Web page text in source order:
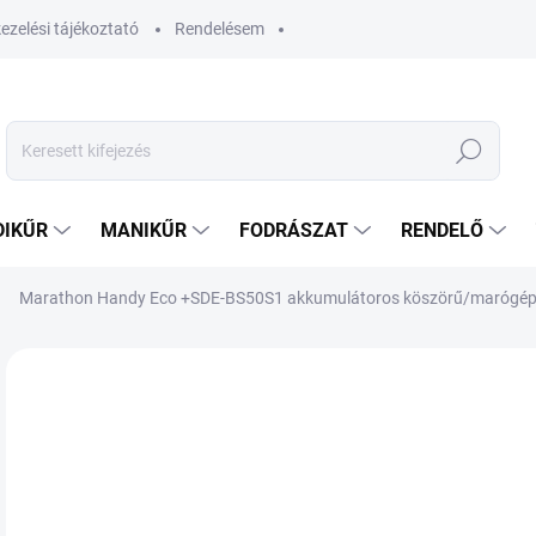
tájékoztató Rendelésem
Keresés
MANIKŰR FODRÁSZAT RENDELŐ
Marathon Handy Eco +SDE-BS50S1 akkumulátoros köszörű/marógép